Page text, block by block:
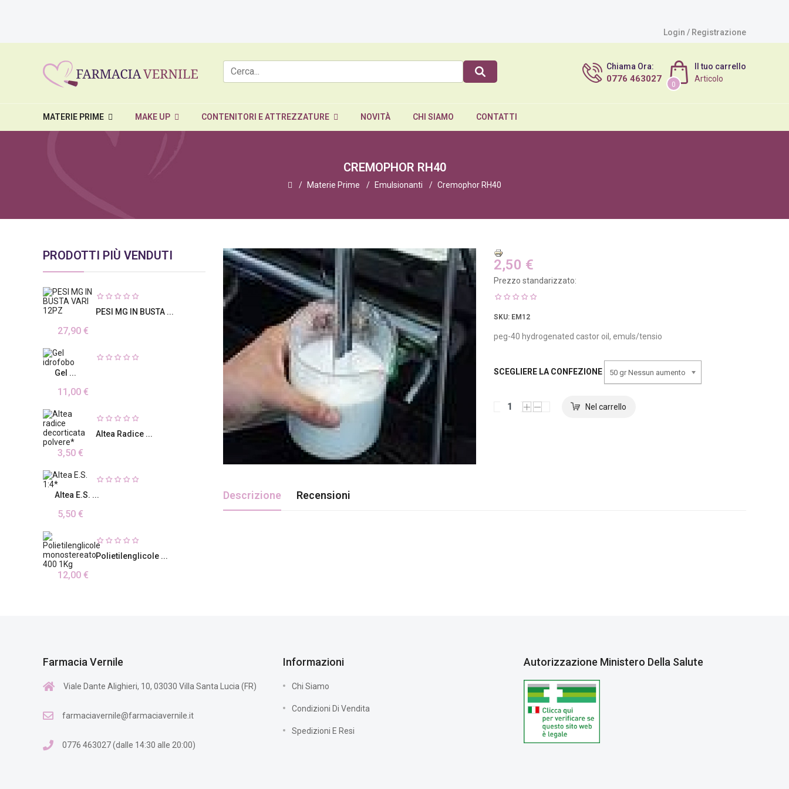
Login / Registrazione
Il tuo carrello
0
Articolo
Chiama Ora:
0776 463027
MATERIE PRIME MAKE UP CONTENITORI E ATTREZZATURE NOVITÀ CHI SIAMO CONTATTI
CREMOPHOR RH40
Materie Prime Emulsionanti Cremophor RH40
PRODOTTI PIÙ VENDUTI
PESI MG IN BUSTA ...
27,90 €
Gel ...
11,00 €
Altea Radice ...
3,50 €
Altea E.S. ...
5,50 €
Polietilenglicole ...
12,00 €
2,50 €
Prezzo standarizzato:
SKU: EM12
peg-40 hydrogenated castor oil, emuls/tensio
SCEGLIERE LA CONFEZIONE 50 gr Nessun aumento
Descrizione Recensioni
Farmacia Vernile
Viale Dante Alighieri, 10, 03030 Villa Santa Lucia (FR)
farmaciavernile@farmaciavernile.it
0776 463027 (dalle 14:30 alle 20:00)
Informazioni
Chi Siamo
Condizioni Di Vendita
Spedizioni E Resi
Autorizzazione Ministero Della Salute